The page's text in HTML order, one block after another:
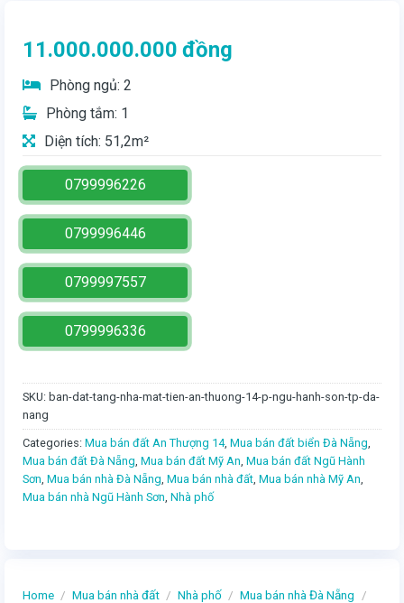
Home / Mua bán nhà đất / Nhà phố / Mua bán nhà Đà Nẵng
/
11.000.000.000 đồng
Phòng ngủ: 2
Phòng tắm: 1
Diện tích: 51,2m²
0799996226
0799996446
0799997557
0799996336
SKU: ban-dat-tang-nha-mat-tien-an-thuong-14-p-ngu-hanh-son-tp-da-
nang
Categories: Mua bán đất An Thượng 14, Mua bán đất biển Đà Nẵng,
Mua bán đất Đà Nẵng, Mua bán đất Mỹ An, Mua bán đất Ngũ Hành
Sơn, Mua bán nhà Đà Nẵng, Mua bán nhà đất, Mua bán nhà Mỹ An,
Mua bán nhà Ngũ Hành Sơn, Nhà phố